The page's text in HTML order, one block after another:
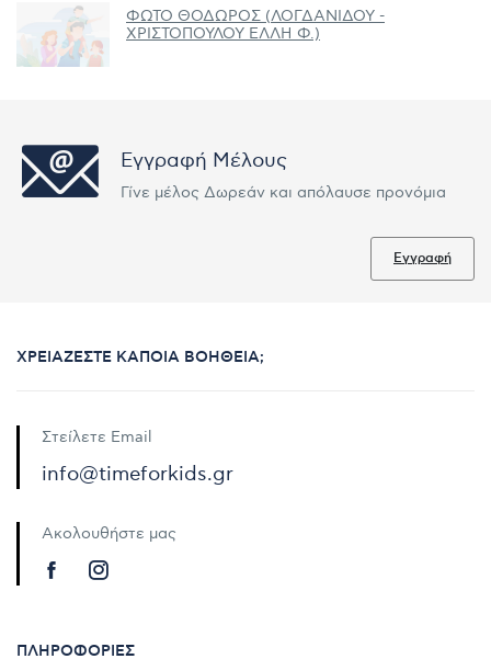
ΦΩΤΟ ΘΟΔΩΡΟΣ (ΛΟΓΔΑΝΙΔΟΥ -
ΧΡΙΣΤΟΠΟΥΛΟΥ ΕΛΛΗ Φ.)
Εγγραφή Μέλους
Γίνε μέλος Δωρεάν και απόλαυσε προνόμια
Εγγραφή
ΧΡΕΙΆΖΕΣΤΕ ΚΆΠΟΙΑ ΒΟΉΘΕΙΑ;
Στείλετε Email
info@timeforkids.gr
Ακολουθήστε μας
ΠΛΗΡΟΦΟΡΊΕΣ